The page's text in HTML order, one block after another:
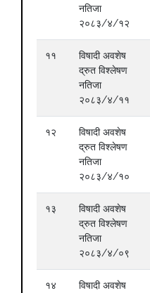
नतिजा
२०८३/४/१२
११
विषादी अवशेष
द्रुत विश्लेषण
नतिजा
२०८३/४/११
१२
विषादी अवशेष
द्रुत विश्लेषण
नतिजा
२०८३/४/१०
१३
विषादी अवशेष
द्रुत विश्लेषण
नतिजा
२०८३/४/०९
१४
विषादी अवशेष